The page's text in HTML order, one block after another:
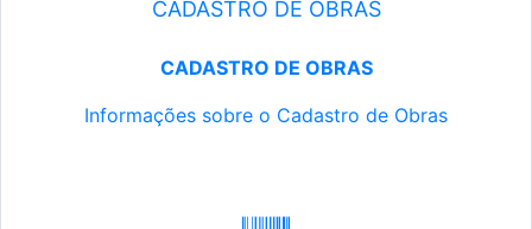
CADASTRO DE OBRAS
CADASTRO DE OBRAS
Informações sobre o Cadastro de Obras